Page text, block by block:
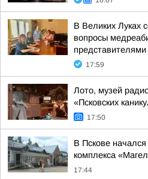
В Великих Луках
вопросы
17:59
Лото, музей
«Псковских
17:50
В Пскове
комплекса
17:44